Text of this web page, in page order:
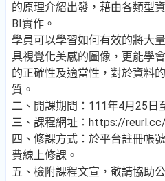
的原理介紹出發，藉由各類型
BI實作。
學員可以學習如何有效的將大
具視覺化美感的圖像，更能學
的正確性及適當性，對於資料
質。
二、開課期間：111年4月25日
三、課程網址：https://
四、修課方式：於平台註冊帳
費線上修課。
五、檢附課程文宣，敬請協助